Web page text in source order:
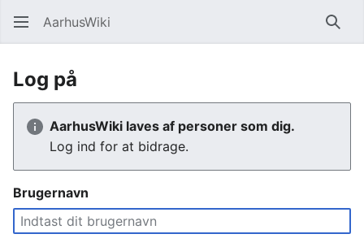
AarhusWiki Søg
Log på
AarhusWiki laves af personer som dig.
Log ind for at bidrage.
Brugernavn